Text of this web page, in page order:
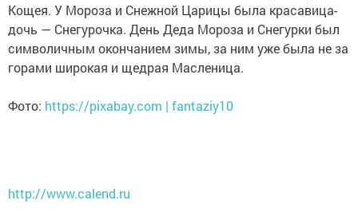
Кощея. У Мороза и Снежной Царицы была красавица-
дочь — Снегурочка. День Деда Мороза и Снегурки был
символичным окончанием зимы, за ним уже была не за
горами широкая и щедрая Масленица.
Фото: https://pixabay.com | fantaziy10
http://www.calend.ru